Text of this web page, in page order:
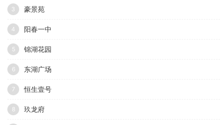
3 豪景苑
4 阳春一中
5 锦湖花园
6 东湖广场
7 恒生壹号
8 玖龙府